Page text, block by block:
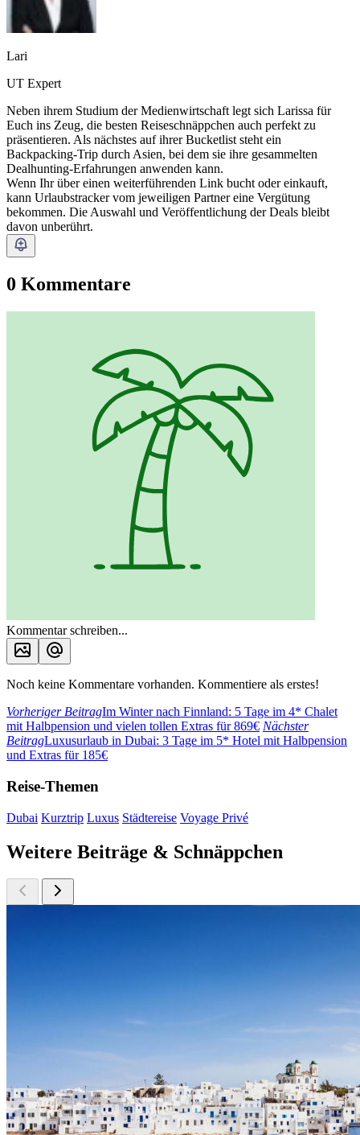
Lari
UT Expert
Neben ihrem Studium der Medienwirtschaft legt sich Larissa für
Euch ins Zeug, die besten Reiseschnäppchen auch perfekt zu
präsentieren. Als nächstes auf ihrer Bucketlist steht ein
Backpacking-Trip durch Asien, bei dem sie ihre gesammelten
Dealhunting-Erfahrungen anwenden kann.
Wenn Ihr über einen weiterführenden Link bucht oder einkauft,
kann Urlaubstracker vom jeweiligen Partner eine Vergütung
bekommen. Die Auswahl und Veröffentlichung der Deals bleibt
davon unberührt.
0 Kommentare
Kommentar schreiben...
Noch keine Kommentare vorhanden. Kommentiere als erstes!
Vorheriger BeitragIm Winter nach Finnland: 5 Tage im 4* Chalet
mit Halbpension und vielen tollen Extras für 869€ Nächster
BeitragLuxusurlaub in Dubai: 3 Tage im 5* Hotel mit Halbpension
und Extras für 185€
Reise-Themen
Dubai Kurztrip Luxus Städtereise Voyage Privé
Weitere Beiträge & Schnäppchen